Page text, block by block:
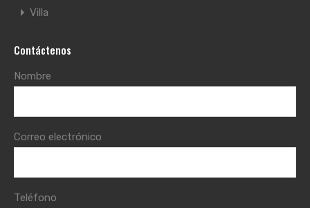
Villa
Contáctenos
Nombre
Correo electrónico
Teléfono